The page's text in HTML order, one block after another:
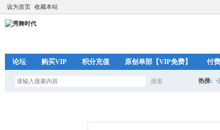
设为首页 收藏本站
论坛 购买VIP 积分充值 原创单部【VIP免费】 付
搜索 热搜: